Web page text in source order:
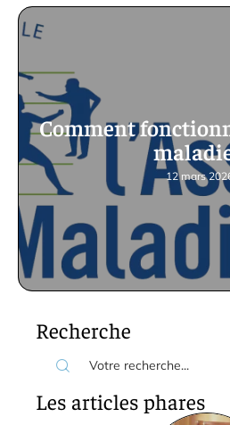
Comment
12 mars
Recherche
Les articles phares